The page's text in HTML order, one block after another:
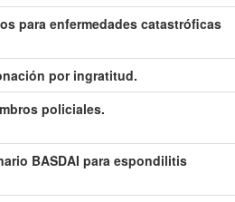
para enfermedades catastróficas
por ingratitud.
policiales.
BASDAI para espondilitis